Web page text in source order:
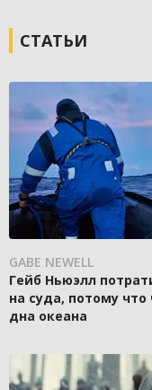
СТАТЬИ
GABE NEWELL
Гейб Ньюэлл
на суда, потому что
дна океана